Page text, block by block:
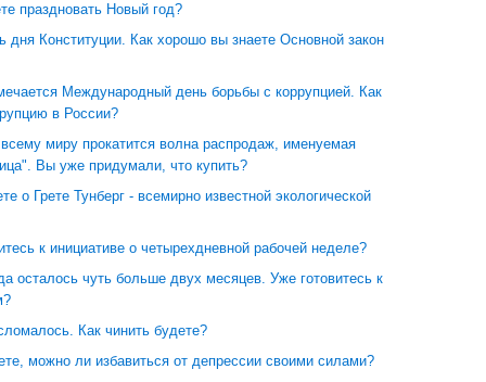
праздновать Новый год?
дня Конституции. Как хорошо вы знаете Основной закон
Международный день борьбы с коррупцией. Как
в России?
миру прокатится волна распродаж, именуемая
Вы уже придумали, что купить?
о Грете Тунберг - всемирно известной экологической
к инициативе о четырехдневной рабочей неделе?
осталось чуть больше двух месяцев. Уже готовитесь к
Как чинить будете?
можно ли избавиться от депрессии своими силами?